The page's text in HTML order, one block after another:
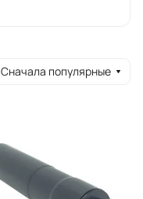
Сначала популярные